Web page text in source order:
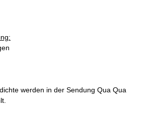
werden in der Sendung Qua Qua